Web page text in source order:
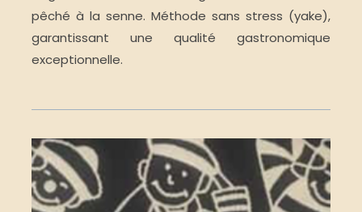
pêché à la senne. Méthode sans stress (yake),
garantissant une qualité gastronomique
exceptionnelle.